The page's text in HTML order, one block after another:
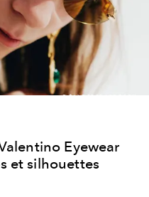
Eyewear
et silhouettes